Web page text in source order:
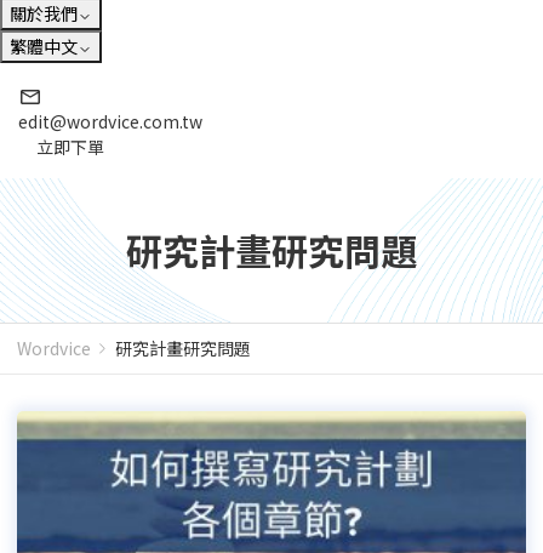
關於我們
繁體中文
edit@wordvice.com.tw
立即下單
研究計畫研究問題
Wordvice 研究計畫研究問題